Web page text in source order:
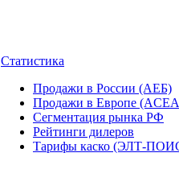
Статистика
Продажи в России (АЕБ)
Продажи в Европе
Сегментация рынка РФ
Рейтинги дилеров
Тарифы каско (ЭЛТ-